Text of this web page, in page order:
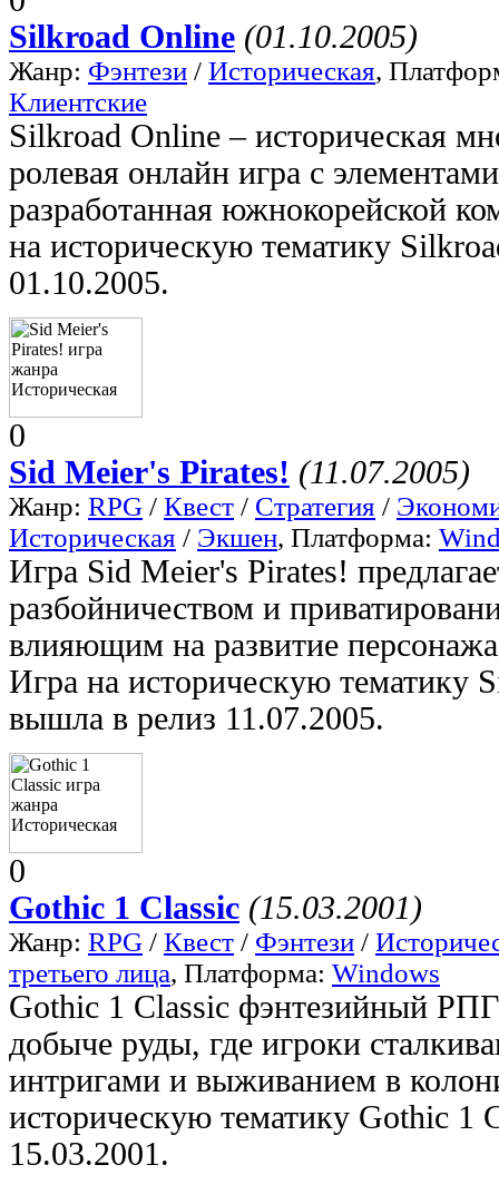
Silkroad Online (01.10.2005)
Жанр: Фэнтези / Историческая,
Клиентские
Silkroad Online – историческая
ролевая онлайн игра с
разработанная южнокорейской
на историческую тематику
01.10.2005.
0
Sid Meier's Pirates! (11.07.2005)
Жанр: RPG / Квест / Стратегия /
Историческая / Экшен, Платформа:
Игра Sid Meier's Pirates!
разбойничеством и
влияющим на развитие персонажа
Игра на историческую тематику
вышла в релиз 11.07.2005.
0
Gothic 1 Classic (15.03.2001)
Жанр: RPG / Квест / Фэнтези /
третьего лица, Платформа: Windows
Gothic 1 Classic фэнтезийный
добыче руды, где игроки
интригами и выживанием в
историческую тематику Gothic 1
15.03.2001.